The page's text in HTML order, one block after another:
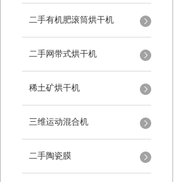
二手有机肥滚筒烘干机
二手网带式烘干机
稀土矿烘干机
三维运动混合机
二手陶瓷膜